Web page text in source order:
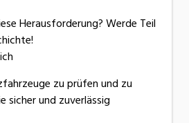
Herausforderung? Werde Teil
zu prüfen und zu
sicher und zuverlässig